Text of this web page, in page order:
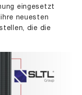
eingesetzt
neuesten
die die